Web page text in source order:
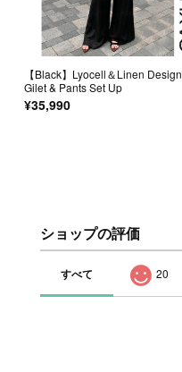
【Black】Lyocell＆Linen Design
Gilet & Pants Set Up
¥35,990
ショップの評価
すべて 20